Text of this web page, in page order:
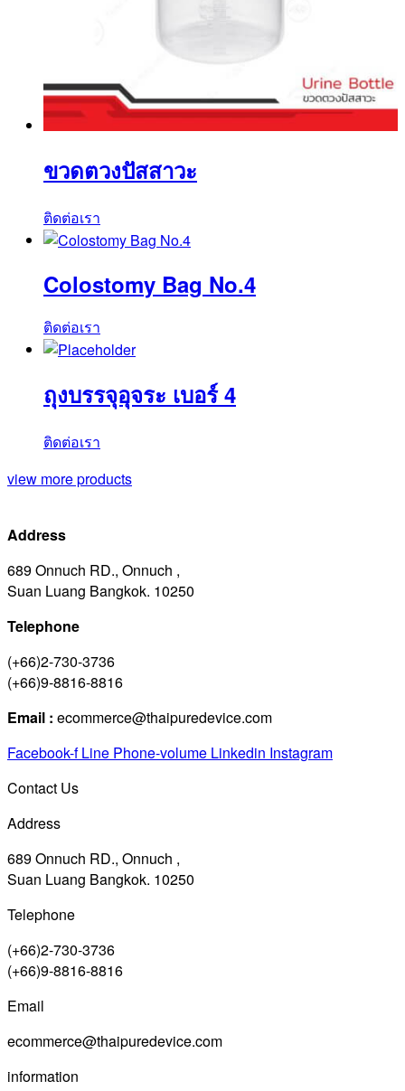
ขวดตวงปัสสาวะ
ติดต่อเรา
Colostomy Bag No.4
ติดต่อเรา
ถุงบรรจุอุจระ เบอร์ 4
ติดต่อเรา
view more products
Address
689 Onnuch RD., Onnuch ,
Suan Luang Bangkok. 10250
Telephone
(+66)2-730-3736
(+66)9-8816-8816
Email : ecommerce@thaipuredevice.com
Facebook-f Line Phone-volume Linkedin Instagram
Contact Us
Address
689 Onnuch RD., Onnuch ,
Suan Luang Bangkok. 10250
Telephone
(+66)2-730-3736
(+66)9-8816-8816
Email
ecommerce@thaipuredevice.com
information